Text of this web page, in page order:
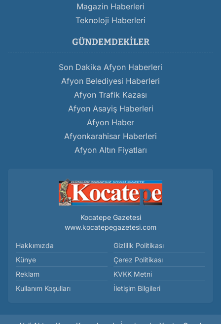
Magazin Haberleri
Teknoloji Haberleri
GÜNDEMDEKILER
Son Dakika Afyon Haberleri
Afyon Belediyesi Haberleri
Afyon Trafik Kazası
Afyon Asayiş Haberleri
Afyon Haber
Afyonkarahisar Haberleri
Afyon Altın Fiyatları
Kocatepe Gazetesi
www.kocatepegazetesi.com
Hakkımızda
Künye
Reklam
Kullanım Koşulları
Gizlilik Politikası
Çerez Politikası
KVKK Metni
İletişim Bilgileri